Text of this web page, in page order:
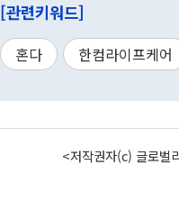
[관련키워드]
혼다 한컴라이프케어
<저작권자(c) 글로벌